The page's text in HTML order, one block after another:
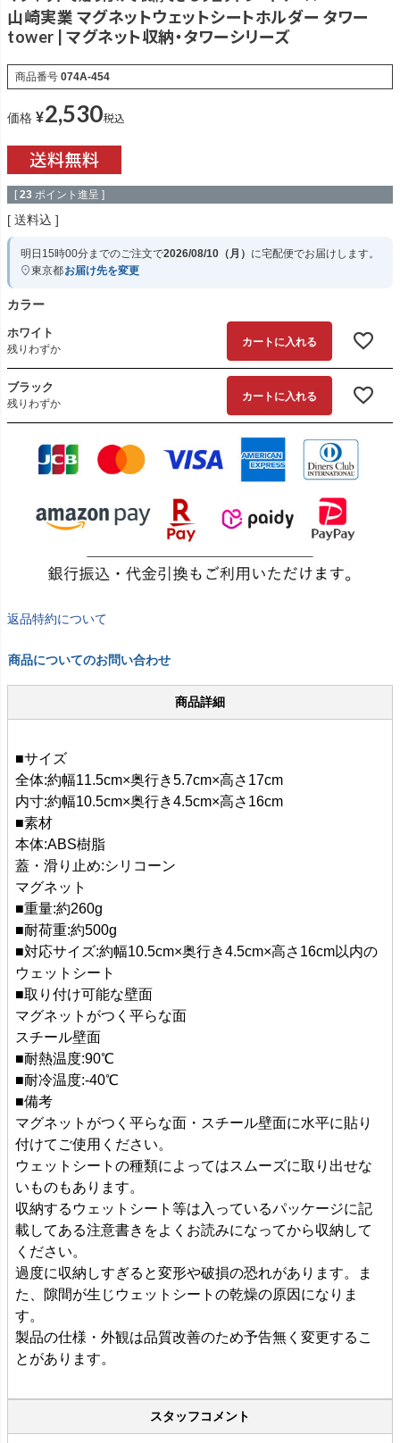
山崎実業 マグネットウェットシートホルダー タワー
tower | マグネット収納・タワーシリーズ
商品番号 074A-454
価格 ¥2,530税込
[ 23 ポイント進呈 ]
送料込
明日 15時00分までのご注文で2026/08/10（月） に宅配便でお届けします。
東京都お届け先を変更
カラー
ホワイト
残りわずか
カートに入れる
ブラック
残りわずか
カートに入れる
返品特約について
商品についてのお問い合わせ
商品詳細
■サイズ
全体:約幅11.5cm×奥行き5.7cm×高さ17cm
内寸:約幅10.5cm×奥行き4.5cm×高さ16cm
■素材
本体:ABS樹脂
蓋・滑り止め:シリコーン
マグネット
■重量:約260g
■耐荷重:約500g
■対応サイズ:約幅10.5cm×奥行き4.5cm×高さ16cm以内の
ウェットシート
■取り付け可能な壁面
マグネットがつく平らな面
スチール壁面
■耐熱温度:90℃
■耐冷温度:-40℃
■備考
マグネットがつく平らな面・スチール壁面に水平に貼り
付けてご使用ください。
ウェットシートの種類によってはスムーズに取り出せな
いものもあります。
収納するウェットシート等は入っているパッケージに記
載してある注意書きをよくお読みになってから収納して
ください。
過度に収納しすぎると変形や破損の恐れがあります。ま
た、隙間が生じウェットシートの乾燥の原因になりま
す。
製品の仕様・外観は品質改善のため予告無く変更するこ
とがあります。
スタッフコメント